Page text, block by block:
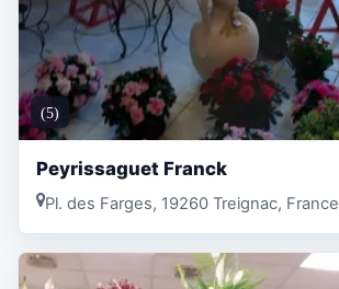
(5)
Peyrissaguet Franck
Pl. des Farges, 19260 Treignac, France